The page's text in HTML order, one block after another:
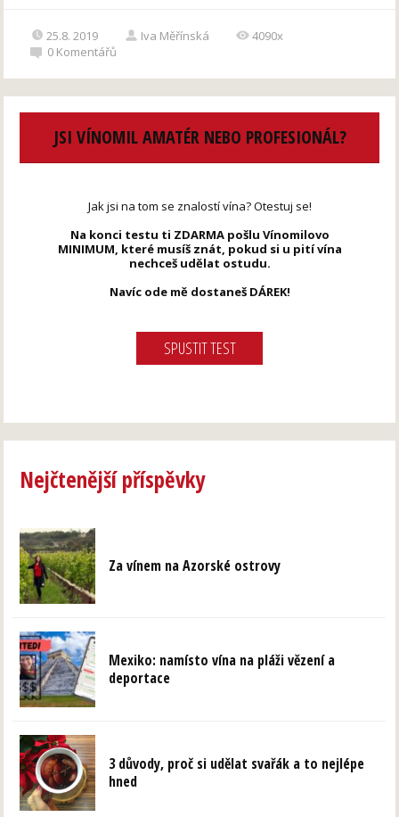
25.8. 2019 Iva Měřínská
4090x
0 Komentářů
JSI VÍNOMIL AMATÉR NEBO PROFESIONÁL?
Jak jsi na tom se znalostí vína? Otestuj se!
Na konci testu ti ZDARMA pošlu Vínomilovo
MINIMUM, které musíš znát, pokud si u pití vína
nechceš udělat ostudu.
Navíc ode mě dostaneš DÁREK!
SPUSTIT TEST
Nejčtenější příspěvky
Za vínem na Azorské ostrovy
Mexiko: namísto vína na pláži vězení a
deportace
3 důvody, proč si udělat svařák a to nejlépe
hned